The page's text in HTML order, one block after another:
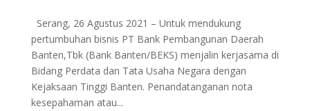
Serang, 26 Agustus 2021 – Untuk mendukung
pertumbuhan bisnis PT Bank Pembangunan Daerah
Banten,Tbk (Bank Banten/BEKS) menjalin kerjasama di
Bidang Perdata dan Tata Usaha Negara dengan
Kejaksaan Tinggi Banten. Penandatanganan nota
kesepahaman atau...